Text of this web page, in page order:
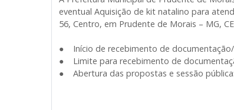
eventual Aquisição de kit natalino para
56, Centro, em Prudente de Morais – MG,
● Início de recebimento de
● Limite para recebimento de
● Abertura das propostas e sessão